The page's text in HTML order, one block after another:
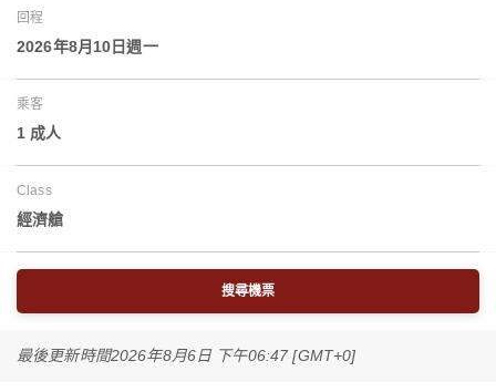
回程
2026年8月10日週一
乘客
1 成人
Class
經濟艙
搜尋機票
最後更新時間2026年8月6日 下午06:47 [GMT+0]